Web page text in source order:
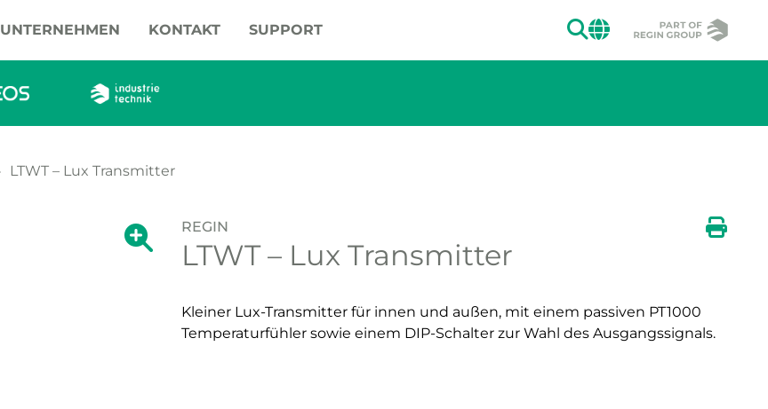
UNTERNEHMEN KONTAKT SUPPORT SUCHEN
CHANGE
LTWT – Lux Transmitter
Zeige große Version des Bildes.
Zeige große Version des Bildes.
REGIN
LTWT – Lux Transmitter
Kleiner Lux-Transmitter für innen und außen, mit einem passiven PT1000
Temperaturfühler sowie einem DIP-Schalter zur Wahl des Ausgangssignals.